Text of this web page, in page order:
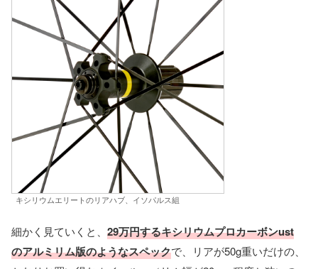
キシリウムエリートのリアハブ、イソパルス組
細かく見ていくと、 29万円するキシリウムプロカーボンust
のアルミリム版のようなスペックで、リアが50g重いだけの、